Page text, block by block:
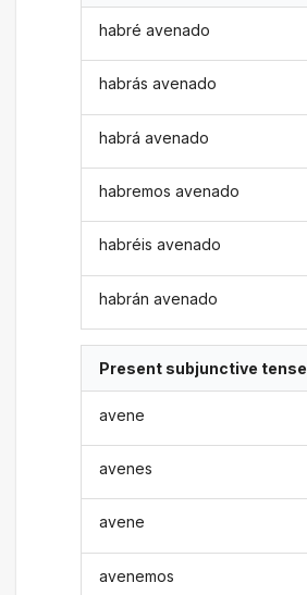
habré avenado
habrás avenado
habrá avenado
habremos avenado
habréis avenado
habrán avenado
Present subjunctive tense
avene
avenes
avene
avenemos